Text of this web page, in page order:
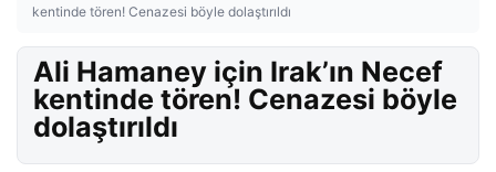
kentinde tören! Cenazesi böyle dolaştırıldı
Ali Hamaney için Irak’ın Necef
kentinde tören! Cenazesi böyle
dolaştırıldı